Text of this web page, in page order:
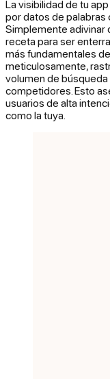
La visibilidad de tu
por datos de palabras
Simplemente adivinar
receta para ser
más fundamentales
meticulosamente,
volumen de
competidores. Esto
usuarios de alta
como la tuya.